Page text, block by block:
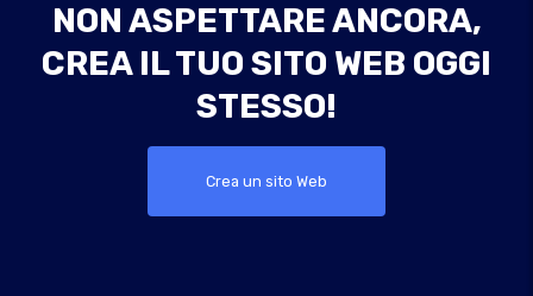
NON ASPETTARE ANCORA,
CREA IL TUO SITO WEB OGGI
STESSO!
Crea un sito Web